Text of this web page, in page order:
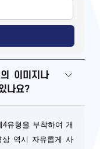
이미지나
나요?
유형을 부착하여 개
상 역시 자유롭게 사